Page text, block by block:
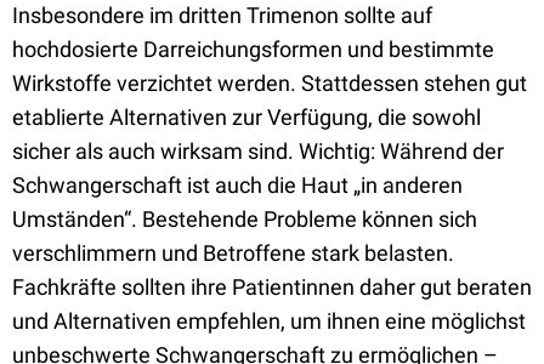
Insbesondere im dritten Trimenon sollte auf
hochdosierte Darreichungsformen und bestimmte
Wirkstoffe verzichtet werden. Stattdessen stehen gut
etablierte Alternativen zur Verfügung, die sowohl
sicher als auch wirksam sind. Wichtig: Während der
Schwangerschaft ist auch die Haut „in anderen
Umständen“. Bestehende Probleme können sich
verschlimmern und Betroffene stark belasten.
Fachkräfte sollten ihre Patientinnen daher gut beraten
und Alternativen empfehlen, um ihnen eine möglichst
unbeschwerte Schwangerschaft zu ermöglichen –